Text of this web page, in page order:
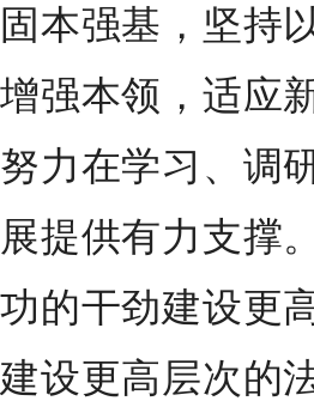
固本强基，坚持
增强本领，适应
努力在学习、调
展提供有力支撑
功的干劲建设更
建设更高层次的